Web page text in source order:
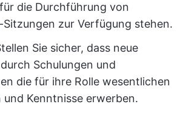
die Durchführung von
zur Verfügung stehen.
Sie sicher, dass neue
Schulungen und
die für ihre Rolle wesentlichen
und Kenntnisse erwerben.